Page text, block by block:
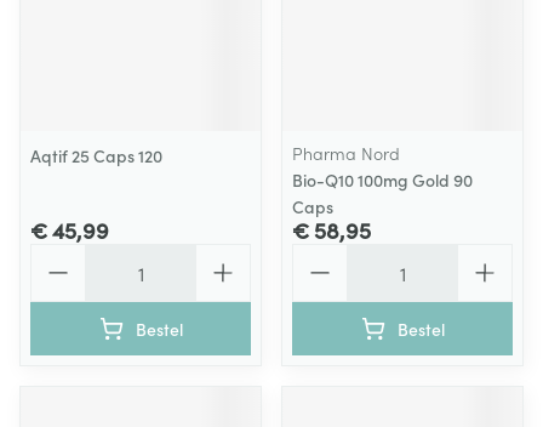
Aqtif 25 Caps 120
€ 45,99
Bestel
Pharma Nord
Bio-Q10 100mg Gold 90
Caps
€ 58,95
Bestel